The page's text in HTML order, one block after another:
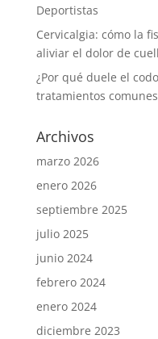
Deportistas
Cervicalgia: cómo la
aliviar el dolor de
¿Por qué duele el
tratamientos comunes
Archivos
marzo 2026
enero 2026
septiembre 2025
julio 2025
junio 2024
febrero 2024
enero 2024
diciembre 2023